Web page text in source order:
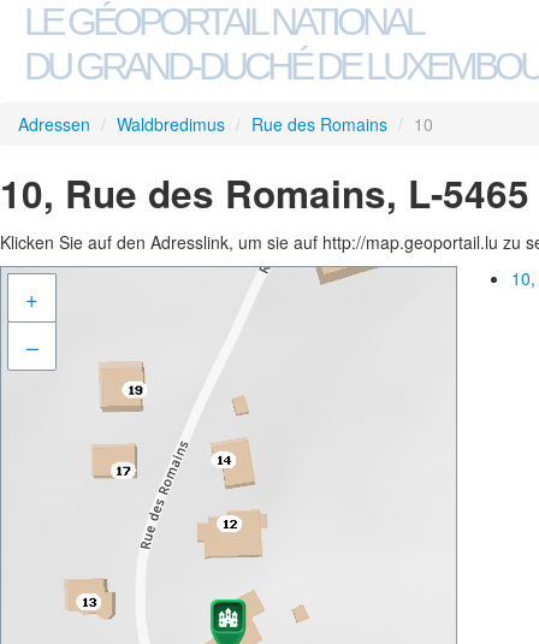
LE GÉOPORTAIL NATIONAL
DU GRAND-DUCHÉ DE
Adressen / Waldbredimus / Rue des Romains / 10
10, Rue des Romains, L-
Klicken Sie auf den Adresslink, um sie auf http://map.geoportail.lu zu
+
–